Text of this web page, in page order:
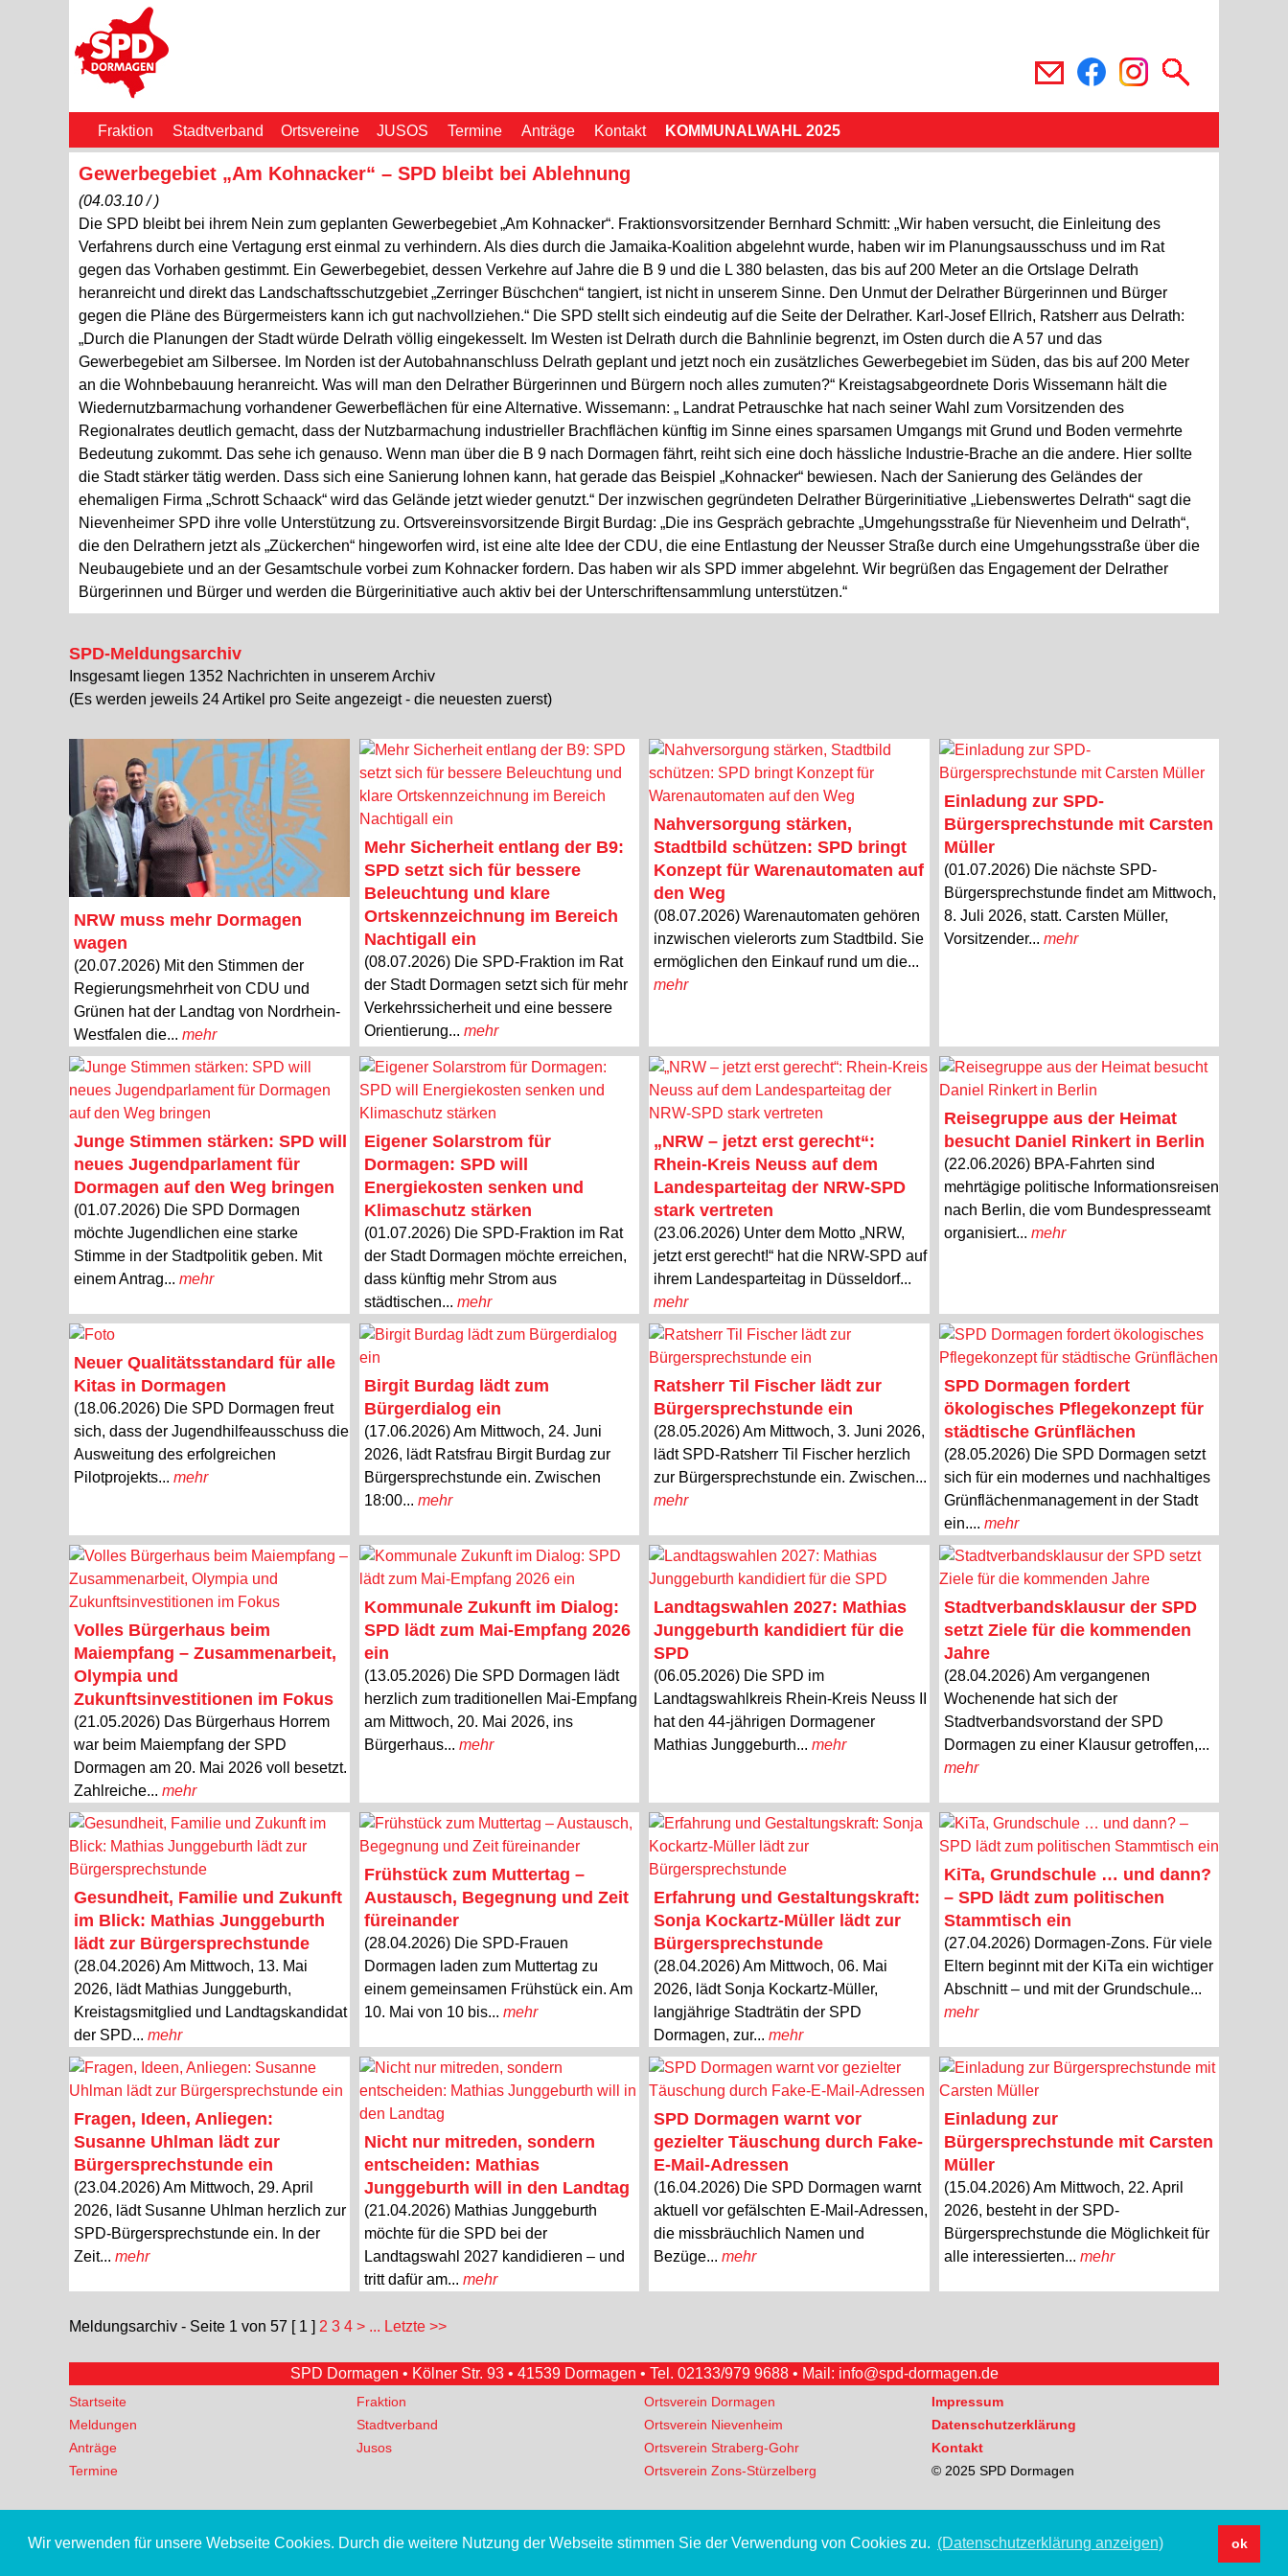
Wir verwenden für unsere Webseite Cookies. Durch die weitere Nutzung der Webseite stimmen Sie der Verwendung von Cookies zu. (Datenschutzerklärung anzeigen) ok
Fraktion Stadtverband Ortsvereine JUSOS Termine Anträge Kontakt KOMMUNALWAHL 2025
Gewerbegebiet „Am Kohnacker“ – SPD bleibt bei Ablehnung
(04.03.10 / )
Die SPD bleibt bei ihrem Nein zum geplanten Gewerbegebiet „Am Kohnacker“. Fraktionsvorsitzender Bernhard Schmitt: „Wir haben versucht, die Einleitung des
Verfahrens durch eine Vertagung erst einmal zu verhindern. Als dies durch die Jamaika-Koalition abgelehnt wurde, haben wir im Planungsausschuss und im Rat
gegen das Vorhaben gestimmt. Ein Gewerbegebiet, dessen Verkehre auf Jahre die B 9 und die L 380 belasten, das bis auf 200 Meter an die Ortslage Delrath
heranreicht und direkt das Landschaftsschutzgebiet „Zerringer Büschchen“ tangiert, ist nicht in unserem Sinne. Den Unmut der Delrather Bürgerinnen und Bürger
gegen die Pläne des Bürgermeisters kann ich gut nachvollziehen.“ Die SPD stellt sich eindeutig auf die Seite der Delrather. Karl-Josef Ellrich, Ratsherr aus Delrath:
„Durch die Planungen der Stadt würde Delrath völlig eingekesselt. Im Westen ist Delrath durch die Bahnlinie begrenzt, im Osten durch die A 57 und das
Gewerbegebiet am Silbersee. Im Norden ist der Autobahnanschluss Delrath geplant und jetzt noch ein zusätzliches Gewerbegebiet im Süden, das bis auf 200 Meter
an die Wohnbebauung heranreicht. Was will man den Delrather Bürgerinnen und Bürgern noch alles zumuten?“ Kreistagsabgeordnete Doris Wissemann hält die
Wiedernutzbarmachung vorhandener Gewerbeflächen für eine Alternative. Wissemann: „ Landrat Petrauschke hat nach seiner Wahl zum Vorsitzenden des
Regionalrates deutlich gemacht, dass der Nutzbarmachung industrieller Brachflächen künftig im Sinne eines sparsamen Umgangs mit Grund und Boden vermehrte
Bedeutung zukommt. Das sehe ich genauso. Wenn man über die B 9 nach Dormagen fährt, reiht sich eine doch hässliche Industrie-Brache an die andere. Hier sollte
die Stadt stärker tätig werden. Dass sich eine Sanierung lohnen kann, hat gerade das Beispiel „Kohnacker“ bewiesen. Nach der Sanierung des Geländes der
ehemaligen Firma „Schrott Schaack“ wird das Gelände jetzt wieder genutzt.“ Der inzwischen gegründeten Delrather Bürgerinitiative „Liebenswertes Delrath“ sagt die
Nievenheimer SPD ihre volle Unterstützung zu. Ortsvereinsvorsitzende Birgit Burdag: „Die ins Gespräch gebrachte „Umgehungsstraße für Nievenheim und Delrath“,
die den Delrathern jetzt als „Zückerchen“ hingeworfen wird, ist eine alte Idee der CDU, die eine Entlastung der Neusser Straße durch eine Umgehungsstraße über die
Neubaugebiete und an der Gesamtschule vorbei zum Kohnacker fordern. Das haben wir als SPD immer abgelehnt. Wir begrüßen das Engagement der Delrather
Bürgerinnen und Bürger und werden die Bürgerinitiative auch aktiv bei der Unterschriftensammlung unterstützen.“
SPD-Meldungsarchiv
Insgesamt liegen 1352 Nachrichten in unserem Archiv
(Es werden jeweils 24 Artikel pro Seite angezeigt - die neuesten zuerst)
NRW muss mehr Dormagen
wagen
(20.07.2026) Mit den Stimmen der
Regierungsmehrheit von CDU und
Grünen hat der Landtag von Nordrhein-
Westfalen die... mehr
Mehr Sicherheit entlang der B9:
SPD setzt sich für bessere
Beleuchtung und klare
Ortskennzeichnung im Bereich
Nachtigall ein
(08.07.2026) Die SPD-Fraktion im Rat
der Stadt Dormagen setzt sich für mehr
Verkehrssicherheit und eine bessere
Orientierung... mehr
Nahversorgung stärken,
Stadtbild schützen: SPD bringt
Konzept für Warenautomaten auf
den Weg
(08.07.2026) Warenautomaten gehören
inzwischen vielerorts zum Stadtbild. Sie
ermöglichen den Einkauf rund um die...
mehr
Einladung zur SPD-
Bürgersprechstunde mit Carsten
Müller
(01.07.2026) Die nächste SPD-
Bürgersprechstunde findet am Mittwoch,
8. Juli 2026, statt. Carsten Müller,
Vorsitzender... mehr
Junge Stimmen stärken: SPD will
neues Jugendparlament für
Dormagen auf den Weg bringen
(01.07.2026) Die SPD Dormagen
möchte Jugendlichen eine starke
Stimme in der Stadtpolitik geben. Mit
einem Antrag... mehr
Eigener Solarstrom für
Dormagen: SPD will
Energiekosten senken und
Klimaschutz stärken
(01.07.2026) Die SPD-Fraktion im Rat
der Stadt Dormagen möchte erreichen,
dass künftig mehr Strom aus
städtischen... mehr
„NRW – jetzt erst gerecht“:
Rhein-Kreis Neuss auf dem
Landesparteitag der NRW-SPD
stark vertreten
(23.06.2026) Unter dem Motto „NRW,
jetzt erst gerecht!“ hat die NRW-SPD auf
ihrem Landesparteitag in Düsseldorf...
mehr
Reisegruppe aus der Heimat
besucht Daniel Rinkert in Berlin
(22.06.2026) BPA-Fahrten sind
mehrtägige politische Informationsreisen
nach Berlin, die vom Bundespresseamt
organisiert... mehr
Neuer Qualitätsstandard für alle
Kitas in Dormagen
(18.06.2026) Die SPD Dormagen freut
sich, dass der Jugendhilfeausschuss die
Ausweitung des erfolgreichen
Pilotprojekts... mehr
Birgit Burdag lädt zum
Bürgerdialog ein
(17.06.2026) Am Mittwoch, 24. Juni
2026, lädt Ratsfrau Birgit Burdag zur
Bürgersprechstunde ein. Zwischen
18:00... mehr
Ratsherr Til Fischer lädt zur
Bürgersprechstunde ein
(28.05.2026) Am Mittwoch, 3. Juni 2026,
lädt SPD-Ratsherr Til Fischer herzlich
zur Bürgersprechstunde ein. Zwischen...
mehr
SPD Dormagen fordert
ökologisches Pflegekonzept für
städtische Grünflächen
(28.05.2026) Die SPD Dormagen setzt
sich für ein modernes und nachhaltiges
Grünflächenmanagement in der Stadt
ein.... mehr
Volles Bürgerhaus beim
Maiempfang – Zusammenarbeit,
Olympia und
Zukunftsinvestitionen im Fokus
(21.05.2026) Das Bürgerhaus Horrem
war beim Maiempfang der SPD
Dormagen am 20. Mai 2026 voll besetzt.
Zahlreiche... mehr
Kommunale Zukunft im Dialog:
SPD lädt zum Mai-Empfang 2026
ein
(13.05.2026) Die SPD Dormagen lädt
herzlich zum traditionellen Mai-Empfang
am Mittwoch, 20. Mai 2026, ins
Bürgerhaus... mehr
Landtagswahlen 2027: Mathias
Junggeburth kandidiert für die
SPD
(06.05.2026) Die SPD im
Landtagswahlkreis Rhein-Kreis Neuss II
hat den 44-jährigen Dormagener
Mathias Junggeburth... mehr
Stadtverbandsklausur der SPD
setzt Ziele für die kommenden
Jahre
(28.04.2026) Am vergangenen
Wochenende hat sich der
Stadtverbandsvorstand der SPD
Dormagen zu einer Klausur getroffen,...
mehr
Gesundheit, Familie und Zukunft
im Blick: Mathias Junggeburth
lädt zur Bürgersprechstunde
(28.04.2026) Am Mittwoch, 13. Mai
2026, lädt Mathias Junggeburth,
Kreistagsmitglied und Landtagskandidat
der SPD... mehr
Frühstück zum Muttertag –
Austausch, Begegnung und Zeit
füreinander
(28.04.2026) Die SPD-Frauen
Dormagen laden zum Muttertag zu
einem gemeinsamen Frühstück ein. Am
10. Mai von 10 bis... mehr
Erfahrung und Gestaltungskraft:
Sonja Kockartz-Müller lädt zur
Bürgersprechstunde
(28.04.2026) Am Mittwoch, 06. Mai
2026, lädt Sonja Kockartz-Müller,
langjährige Stadträtin der SPD
Dormagen, zur... mehr
KiTa, Grundschule … und dann?
– SPD lädt zum politischen
Stammtisch ein
(27.04.2026) Dormagen-Zons. Für viele
Eltern beginnt mit der KiTa ein wichtiger
Abschnitt – und mit der Grundschule...
mehr
Fragen, Ideen, Anliegen:
Susanne Uhlman lädt zur
Bürgersprechstunde ein
(23.04.2026) Am Mittwoch, 29. April
2026, lädt Susanne Uhlman herzlich zur
SPD-Bürgersprechstunde ein. In der
Zeit... mehr
Nicht nur mitreden, sondern
entscheiden: Mathias
Junggeburth will in den Landtag
(21.04.2026) Mathias Junggeburth
möchte für die SPD bei der
Landtagswahl 2027 kandidieren – und
tritt dafür am... mehr
SPD Dormagen warnt vor
gezielter Täuschung durch Fake-
E-Mail-Adressen
(16.04.2026) Die SPD Dormagen warnt
aktuell vor gefälschten E-Mail-Adressen,
die missbräuchlich Namen und
Bezüge... mehr
Einladung zur
Bürgersprechstunde mit Carsten
Müller
(15.04.2026) Am Mittwoch, 22. April
2026, besteht in der SPD-
Bürgersprechstunde die Möglichkeit für
alle interessierten... mehr
Meldungsarchiv - Seite 1 von 57 [ 1 ] 2 3 4 > ... Letzte >>
SPD Dormagen • Kölner Str. 93 • 41539 Dormagen • Tel. 02133/979 9688• Mail: info@spd-dormagen.de
Startseite
Meldungen
Anträge
Termine
Fraktion
Stadtverband
Jusos
Ortsverein Dormagen
Ortsverein Nievenheim
Ortsverein Straberg-Gohr
Ortsverein Zons-Stürzelberg
Impressum
Datenschutzerklärung
Kontakt
© 2025 SPD Dormagen